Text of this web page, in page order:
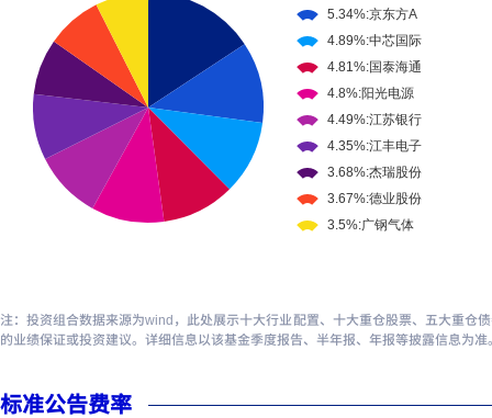
注：投资组合数据来源为wind，此处展示十大行业配置、十大重仓股票、五大重仓
的业绩保证或投资建议。详细信息以该基金季度报告、半年报、年报等披露信息为准
标准公告费率